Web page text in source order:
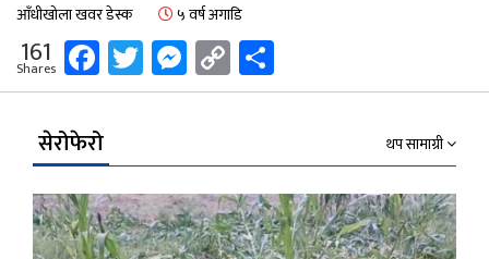
आँधीखोला खवर डेस्क ५ वर्ष अगाडि
161
Shares Facebook
Twitter
Messenger
Copy
Link
सेरोफेरो थप सामाग्री